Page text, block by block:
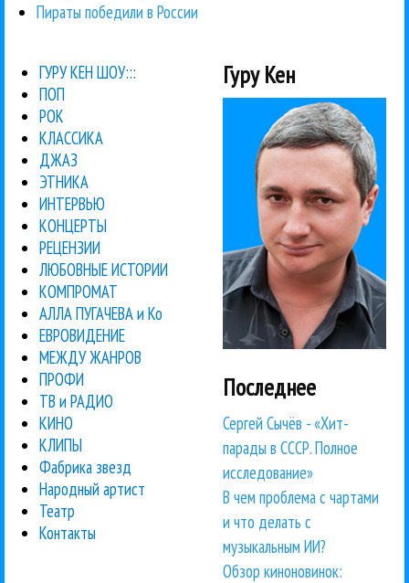
Пираты победили в России
ГУРУ КЕН ШОУ:::
ПОП
РОК
КЛАССИКА
ДЖАЗ
ЭТНИКА
ИНТЕРВЬЮ
КОНЦЕРТЫ
РЕЦЕНЗИИ
ЛЮБОВНЫЕ ИСТОРИИ
КОМПРОМАТ
АЛЛА ПУГАЧЕВА и Ко
ЕВРОВИДЕНИЕ
МЕЖДУ ЖАНРОВ
ПРОФИ
ТВ и РАДИО
КИНО
КЛИПЫ
Фабрика звезд
Народный артист
Театр
Контакты
Гуру Кен
Последнее
Сергей Сычёв - «Хит-
парады в СССР. Полное
исследование»
В чем проблема с чартами
и что делать с
музыкальным ИИ?
Обзор киноновинок: